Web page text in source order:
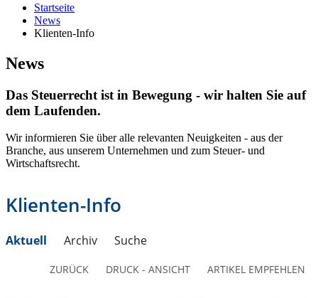
Startseite
News
Klienten-Info
News
Das Steuerrecht ist in Bewegung - wir halten Sie auf
dem Laufenden.
Wir informieren Sie über alle relevanten Neuigkeiten - aus der
Branche, aus unserem Unternehmen und zum Steuer- und
Wirtschaftsrecht.
Klienten-Info
Aktuell Archiv Suche
ZURÜCK DRUCK - ANSICHT ARTIKEL EMPFEHLEN